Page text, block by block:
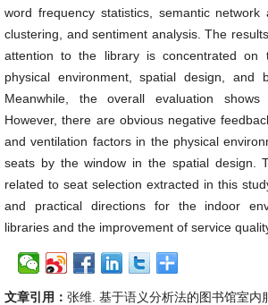
word frequency statistics, semantic network
clustering, and sentiment analysis. The
attention to the library is concentrated on
physical environment, spatial design, and
Meanwhile, the overall evaluation shows
However, there are obvious negative
and ventilation factors in the physical
seats by the window in the spatial design.
related to seat selection extracted in this
and practical directions for the indoor
libraries and the improvement of service
文章引用： 张维. 基于语义分析法的图书馆室内